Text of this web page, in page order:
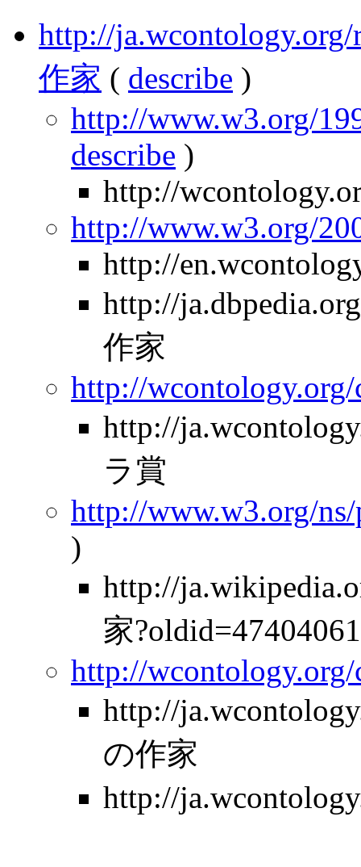
http://
作家 ( describe )
http://www.w3.org/
describe )
http://
http://www.w3.org/
http://
http://
作家
http://wcontology.org/
http://
ラ賞
http://www.w3.org/
)
http://
家?oldid=47404061
http://wcontology.org/
http://
の作家
http://